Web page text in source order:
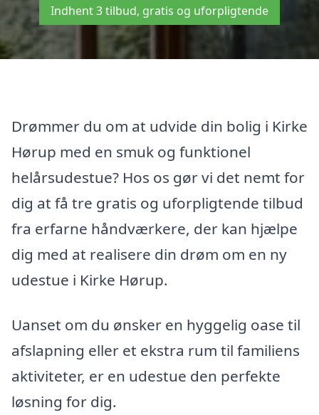
Indhent 3 tilbud, gratis og uforpligtende
Drømmer du om at udvide din bolig i Kirke
Hørup med en smuk og funktionel
helårsudestue? Hos os gør vi det nemt for
dig at få tre gratis og uforpligtende tilbud
fra erfarne håndværkere, der kan hjælpe
dig med at realisere din drøm om en ny
udestue i Kirke Hørup.
Uanset om du ønsker en hyggelig oase til
afslapning eller et ekstra rum til familiens
aktiviteter, er en udestue den perfekte
løsning for dig.